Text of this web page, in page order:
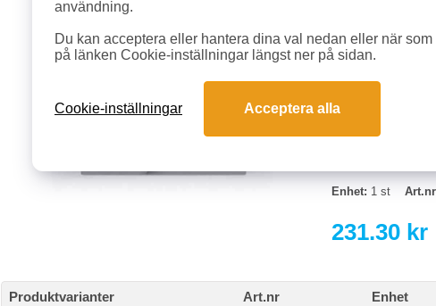
Kapacitet: 7 ml.
Enhet: 1 st
231.30 kr
Produktvarianter Art.nr Enhet
användning.
Du kan acceptera eller hantera dina val nedan eller när
på länken Cookie-inställningar längst ner på sidan.
Cookie-inställningar Acceptera alla